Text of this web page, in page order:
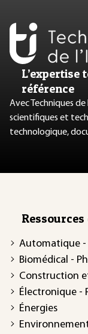
L’expertise
référence
Avec Techniques
scientifiques et
technologique,
Automatique -
Biomédical -
Construction
Électronique -
Énergies